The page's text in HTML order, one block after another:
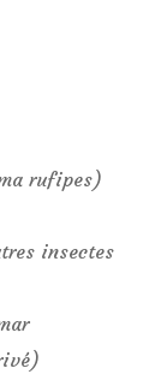
rufipes)
insectes